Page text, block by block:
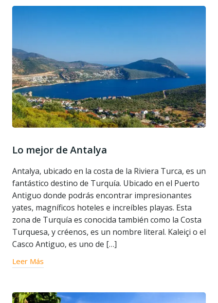
Lo mejor de Antalya
Antalya, ubicado en la costa de la Riviera Turca, es un
fantástico destino de Turquía. Ubicado en el Puerto
Antiguo donde podrás encontrar impresionantes
yates, magníficos hoteles e increíbles playas. Esta
zona de Turquía es conocida también como la Costa
Turquesa, y créenos, es un nombre literal. Kaleiçi o el
Casco Antiguo, es uno de […]
Leer Más